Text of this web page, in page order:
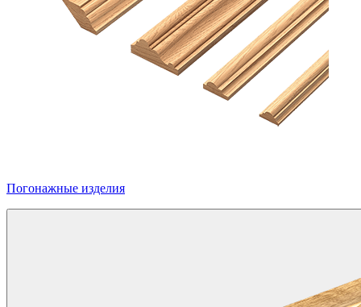
Погонажные изделия